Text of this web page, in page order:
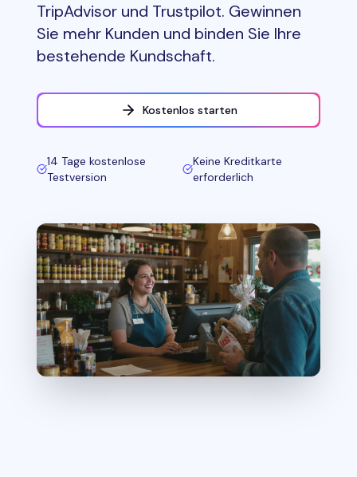
TripAdvisor und Trustpilot. Gewinnen
Sie mehr Kunden und binden Sie Ihre
bestehende Kundschaft.
Kostenlos starten
14 Tage kostenlose
Testversion
Keine Kreditkarte
erforderlich